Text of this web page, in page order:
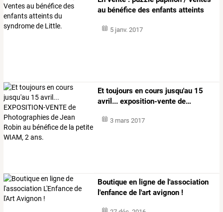
au bénéfice des enfants atteints
5 janv. 2017
Et toujours en cours jusqu'au 15
avril... exposition-vente de…
3 mars 2017
Boutique en ligne de l'association
l'enfance de l'art avignon !